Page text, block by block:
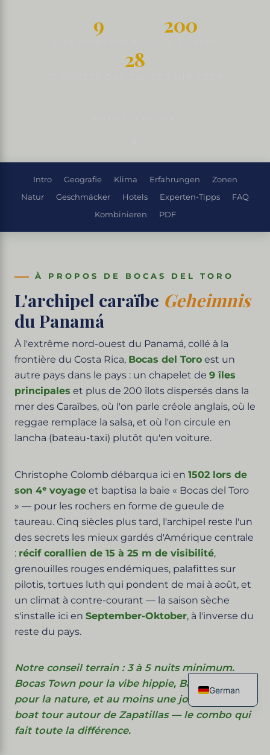
9 200
28
Intro Geografie Klima Erfahrungen
Zonen
Natur
Geschmäcker Hotels Experten-Tipps
FAQ
Kombinieren
PDF
À PROPOS DE BOCAS DEL TORO
L'archipel caraïbe Geheimnis
du Panamá
À l'extrême nord-ouest du Panamá, collé à la
frontière du Costa Rica, Bocas del Toro est un
autre pays dans le pays : un chapelet de 9 îles
principales et plus de 200 îlots dispersés dans la
mer des Caraïbes, où l'on parle créole anglais, où le
reggae remplace la salsa, et où l'on circule en
lancha (bateau-taxi) plutôt qu'en voiture.
Christophe Colomb débarqua ici en 1502 lors de
son 4ᵉ voyage et baptisa la baie « Bocas del Toro
» — pour les rochers en forme de gueule de
taureau. Cinq siècles plus tard, l'archipel reste l'un
des secrets les mieux gardés d'Amérique centrale
: récif corallien de 15 à 25 m de visibilité,
grenouilles rouges endémiques, palafittes sur
pilotis, tortues luth qui pondent de mai à août, et
un climat à contre-courant — la saison sèche
s'installe ici en September-Oktober, à l'inverse du
reste du pays.
Notre conseil terrain : 3 à 5 nuits minimum.
Bocas Town pour la vibe hippie, Bastimentos
pour la nature, et au moins une journée en
boat tour autour de Zapatillas — le combo qui
fait toute la différence.
German
French